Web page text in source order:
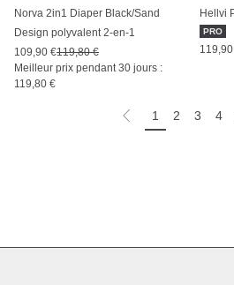
Norva 2in1 Diaper Black/Sand
Design polyvalent 2-en-1
109,90 €119,80 €
Meilleur prix pendant 30 jours :
119,80 €
Hellvi
PRO
1 2 3 4